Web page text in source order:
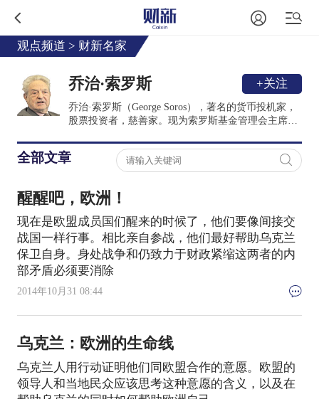
观点频道 > 财新名家
乔治·索罗斯 +关注
乔治·索罗斯（George Soros），著名的货币投机家，
股票投资者，慈善家。现为索罗斯基金管理会主席，
全部文章
醒醒吧，欧洲！
现在是欧盟成员国们醒来的时候了，他们要像间接交
战国一样行事。相比亲自参战，他们最好帮助乌克兰
保卫自身。身处战争和仍致力于财政紧缩这两者的内
部矛盾必须要消除
2014年10月31 08:44
乌克兰：欧洲的生命线
乌克兰人用行动证明他们同欧盟合作的意愿。欧盟的
领导人和当地民众应该思考这种意愿的含义，以及在